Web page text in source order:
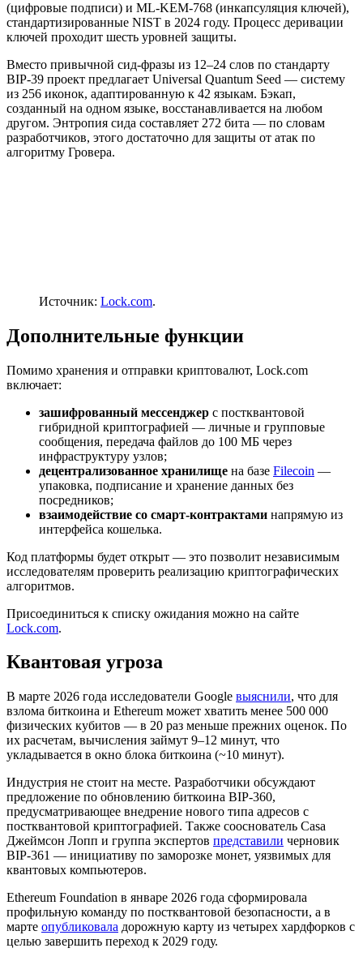
(цифровые подписи) и ML-KEM-768 (инкапсуляция ключей),
стандартизированные NIST в 2024 году. Процесс деривации
ключей проходит шесть уровней защиты.
Вместо привычной сид-фразы из 12–24 слов по стандарту
BIP-39 проект предлагает Universal Quantum Seed — систему
из 256 иконок, адаптированную к 42 языкам. Бэкап,
созданный на одном языке, восстанавливается на любом
другом. Энтропия сида составляет 272 бита — по словам
разработчиков, этого достаточно для защиты от атак по
алгоритму Гровера.
Источник: Lock.com.
Дополнительные функции
Помимо хранения и отправки криптовалют, Lock.com
включает:
зашифрованный мессенджер с постквантовой
гибридной криптографией — личные и групповые
сообщения, передача файлов до 100 МБ через
инфраструктуру узлов;
децентрализованное хранилище на базе Filecoin —
упаковка, подписание и хранение данных без
посредников;
взаимодействие со смарт-контрактами напрямую из
интерфейса кошелька.
Код платформы будет открыт — это позволит независимым
исследователям проверить реализацию криптографических
алгоритмов.
Присоединиться к списку ожидания можно на сайте
Lock.com.
Квантовая угроза
В марте 2026 года исследователи Google выяснили, что для
взлома биткоина и Ethereum может хватить менее 500 000
физических кубитов — в 20 раз меньше прежних оценок. По
их расчетам, вычисления займут 9–12 минут, что
укладывается в окно блока биткоина (~10 минут).
Индустрия не стоит на месте. Разработчики обсуждают
предложение по обновлению биткоина BIP-360,
предусматривающее внедрение нового типа адресов с
постквантовой криптографией. Также сооснователь Casa
Джеймсон Лопп и группа экспертов представили черновик
BIP-361 — инициативу по заморозке монет, уязвимых для
квантовых компьютеров.
Ethereum Foundation в январе 2026 года сформировала
профильную команду по постквантовой безопасности, а в
марте опубликовала дорожную карту из четырех хардфорков с
целью завершить переход к 2029 году.